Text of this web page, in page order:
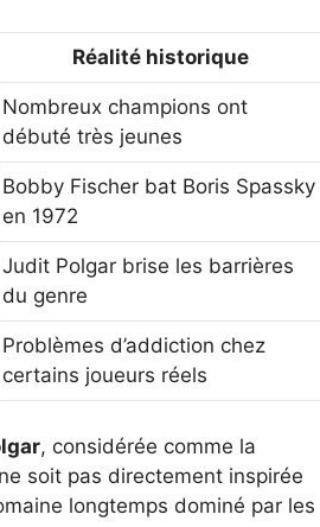
Réalité historique
Nombreux champions ont
débuté très jeunes
Bobby Fischer bat Boris Spassky
en 1972
Judit Polgar brise les barrières
du genre
Problèmes d’addiction chez
certains joueurs réels
, considérée comme la
soit pas directement inspirée
longtemps dominé par les